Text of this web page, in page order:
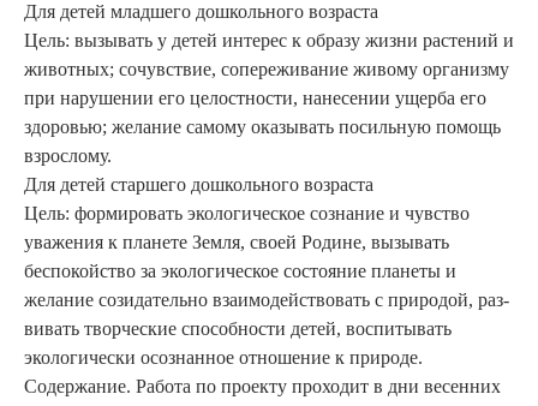
Для детей младшего дошколь­ного возраста
Цель: вызывать у детей инте­рес к образу жизни растений и
животных; сочувствие, сопережи­вание живому организму
при на­рушении его целостности, нанесе­нии ущерба его
здоровью; жела­ние самому оказывать посиль­ную помощь
взрослому.
Для детей старшего дошколь­ного возраста
Цель: формировать экологи­ческое сознание и чувство
уваже­ния к планете Земля, своей Роди­не, вызывать
беспокойство за экологическое состояние плане­ты и
желание созидательно взаимодействовать с природой, раз­
вивать творческие способности детей, воспитывать
экологически осознанное отношение к природе.
Содержание. Работа по проек­ту проходит в дни весенних